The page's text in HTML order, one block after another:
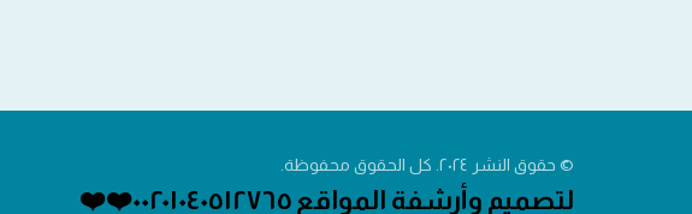
© حقوق النشر ٢٠٢٤. كل الحقوق محفوظة.
لتصميم وأرشفة المواقع ٠٠٢٠١٠٤٠٥١٢٧٦٥❤️❤️